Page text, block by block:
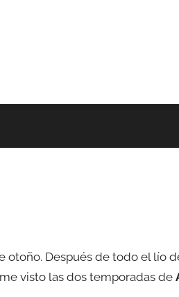
Después de todo el lío
visto las dos temporadas de